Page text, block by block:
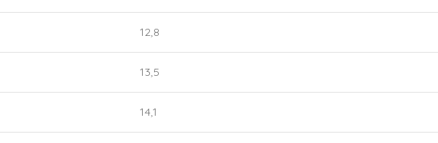
12,8
13,5
14,1